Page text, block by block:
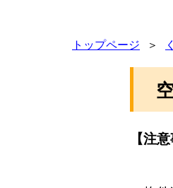
トップページ
【注